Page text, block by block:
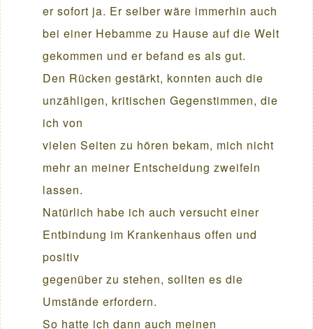
er sofort ja. Er selber wäre immerhin auch
bei einer Hebamme zu Hause auf die Welt
gekommen und er befand es als gut.
Den Rücken gestärkt, konnten auch die
unzähligen, kritischen Gegenstimmen, die
ich von
vielen Seiten zu hören bekam, mich nicht
mehr an meiner Entscheidung zweifeln
lassen.
Natürlich habe ich auch versucht einer
Entbindung im Krankenhaus offen und
positiv
gegenüber zu stehen, sollten es die
Umstände erfordern.
So hatte ich dann auch meinen